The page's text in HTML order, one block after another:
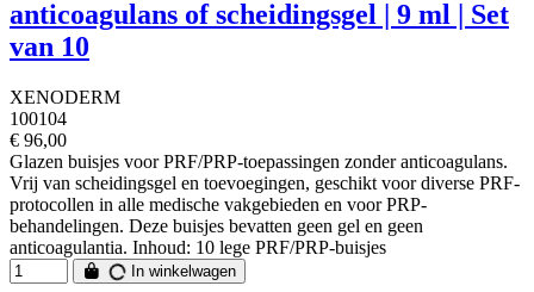
anticoagulans of scheidingsgel | 9 ml | Set
van 10
XENODERM
100104
€ 96,00
Glazen buisjes voor PRF/PRP-toepassingen zonder anticoagulans.
Vrij van scheidingsgel en toevoegingen, geschikt voor diverse PRF-
protocollen in alle medische vakgebieden en voor PRP-
behandelingen. Deze buisjes bevatten geen gel en geen
anticoagulantia. Inhoud: 10 lege PRF/PRP-buisjes
In winkelwagen